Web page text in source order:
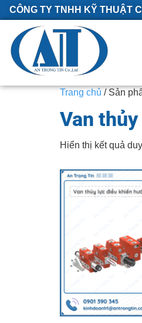
CÔNG TY TNHH KỸ THUẬT
Trang chủ / Sản
Van
Hiển thị kết quả